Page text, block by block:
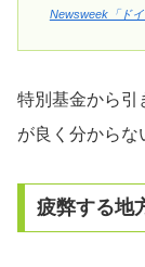
Newsweek「ド
特別基金から引
が良く分からな
疲弊する地